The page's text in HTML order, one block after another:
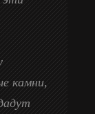
камни,